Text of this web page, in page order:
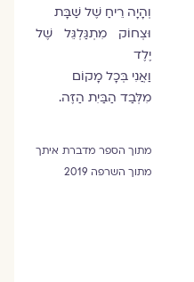
וְהָיָה רֵיחַ שֶׁל שַׁבָּת
וּצְחוֹק מִתְגַּלְגֵּל שֶׁל
יֶלֶד
וַאֲנִי בְּכָל מָקוֹם
מִלְּבַד הַבַּיִת הַזֶּה.
מתוך הספר מדברת איתך
מתוך השרפה 2019